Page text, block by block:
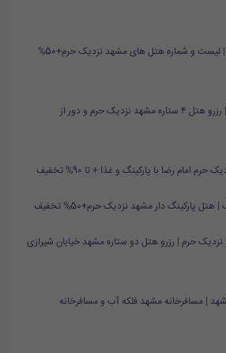
رزرو هتل مشهد نزدیک حرم | لیست و شماره هتل های مشهد نزدیک حرم+50%
بهترین هتل ۴ ستاره مشهد | رزرو هتل ۴ ستاره مشهد نزدیک حرم و دور از
امام رضا با پارکینگ و غذا + تا 90% تخفیف
پارکینگ دار مشهد نزدیک حرم+50% تخفیف
حرم | رزرو هتل دو ستاره مشهد خیابان شیرازی
| مسافرخانه مشهد فلکه آب و مسافرخانه